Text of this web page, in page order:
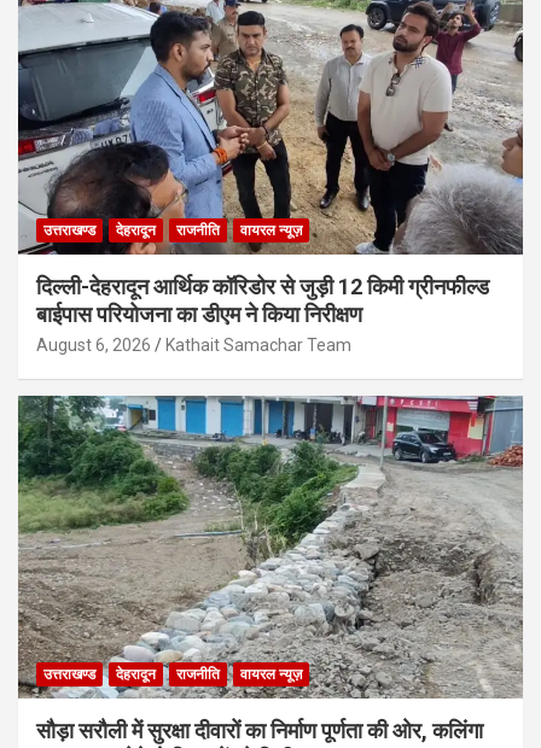
उत्तराखण्ड देहरादून राजनीति वायरल न्यूज़
दिल्ली-देहरादून आर्थिक कॉरिडोर से जुड़ी 12 किमी ग्रीनफील्ड
बाईपास परियोजना का डीएम ने किया निरीक्षण
August 6, 2026 Kathait Samachar Team
उत्तराखण्ड देहरादून राजनीति वायरल न्यूज़
सौड़ा सरौली में सुरक्षा दीवारों का निर्माण पूर्णता की ओर, कलिंगा